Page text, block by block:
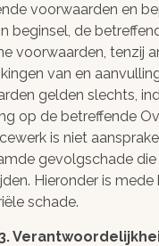
voorwaarden en
beginsel, de
voorwaarden, tenzij
van en
gelden slechts,
op de betreffende
is niet
gevolgschade
Hieronder is
schade.